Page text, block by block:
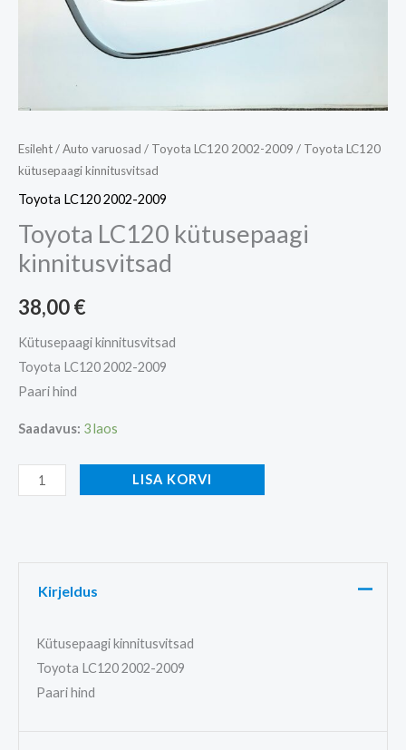
Esileht/Auto varuosad / Toyota LC120 2002-2009 / Toyota LC120
kütusepaagi kinnitusvitsad
Toyota LC120 2002-2009
Toyota LC120 kütusepaagi
kinnitusvitsad
38,00€
Kütusepaagi kinnitusvitsad
Toyota LC120 2002-2009
Paari hind
Saadavus: 3 laos
LISA KORVI
Kirjeldus
Kütusepaagi kinnitusvitsad
Toyota LC120 2002-2009
Paari hind